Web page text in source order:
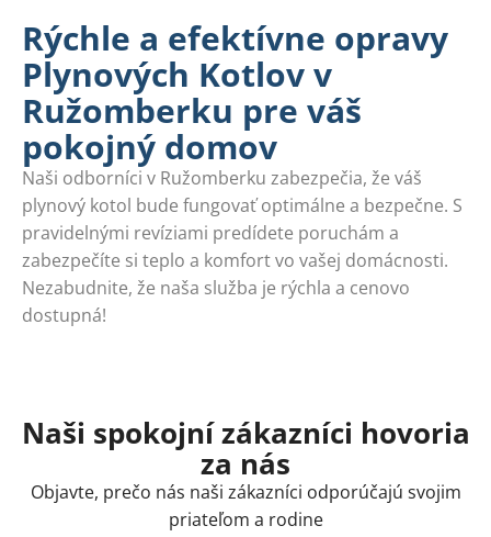
Rýchle a efektívne opravy
Plynových Kotlov v
Ružomberku pre váš
pokojný domov
Naši odborníci v Ružomberku zabezpečia, že váš
plynový kotol bude fungovať optimálne a bezpečne. S
pravidelnými revíziami predídete poruchám a
zabezpečíte si teplo a komfort vo vašej domácnosti.
Nezabudnite, že naša služba je rýchla a cenovo
dostupná!
Naši spokojní zákazníci hovoria
za nás
Objavte, prečo nás naši zákazníci odporúčajú svojim
priateľom a rodine